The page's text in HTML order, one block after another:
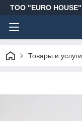
ТОО "EURO HOUSE"
Товары и услуги